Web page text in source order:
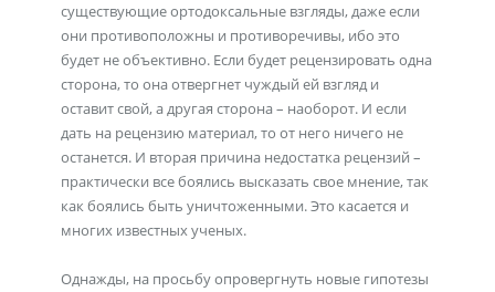
существующие ортодоксальные взгляды, даже если
они противоположны и противоречивы, ибо это
будет не объективно. Если будет рецензировать одна
сторона, то она отвергнет чуждый ей взгляд и
оставит свой, а другая сторона – наоборот. И если
дать на рецензию материал, то от него ничего не
останется. И вторая причина недостатка рецензий –
практически все боялись высказать свое мнение, так
как боялись быть уничтоженными. Это касается и
многих известных ученых.
Однажды, на просьбу опровергнуть новые гипотезы